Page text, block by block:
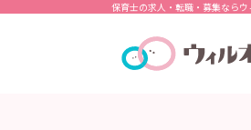
保育士の求人・転職・募集なら